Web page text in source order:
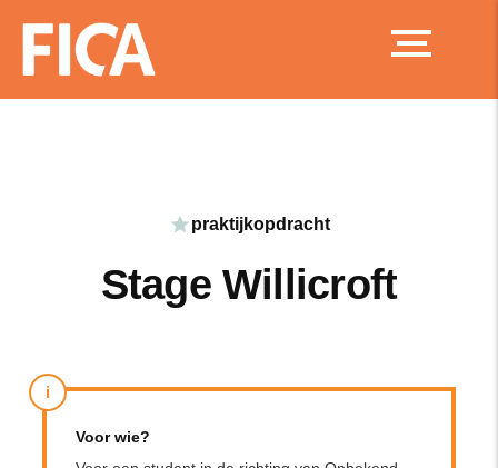
praktijkopdracht
Stage Willicroft
i
Voor wie?